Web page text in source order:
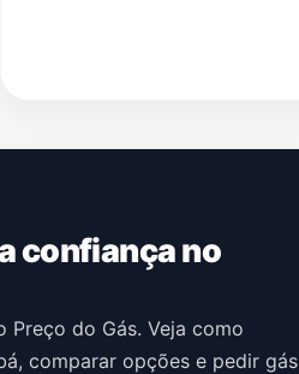
confiança no
do Gás. Veja como
, comparar opções e pedir gás